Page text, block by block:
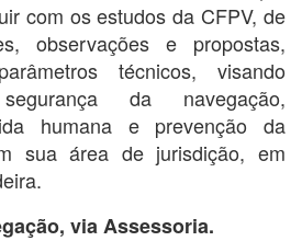
com os estudos da CFPV, de
observações e propostas,
técnicos, visando
da navegação,
humana e prevenção da
sua área de jurisdição, em
via Assessoria.